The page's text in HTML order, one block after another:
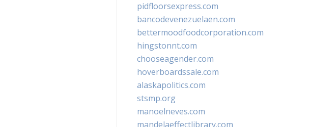
pidfloorsexpress.com
bancodevenezuelaen.com
bettermoodfoodcorporation.com
hingstonnt.com
chooseagender.com
hoverboardssale.com
alaskapolitics.com
stsmp.org
manoelneves.com
mandelaeffectlibrary.com